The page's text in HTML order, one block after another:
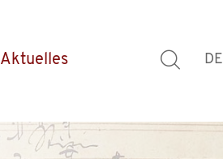
Aktuelles DE